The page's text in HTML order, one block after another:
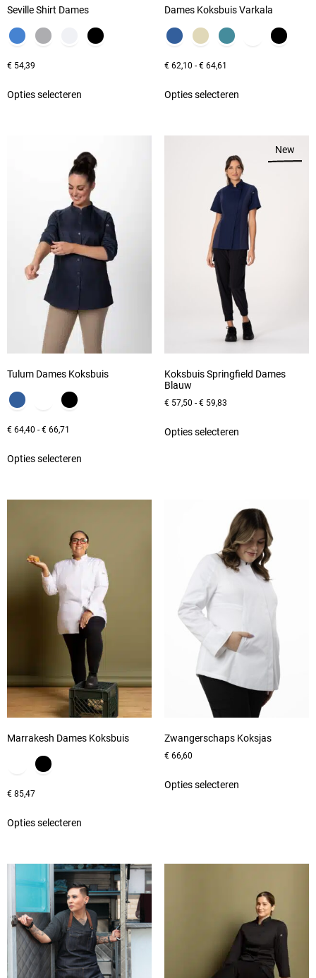
Seville Shirt Dames
€ 54,39
Opties selecteren
Dames Koksbuis Varkala
€62,10 - €64,61
Opties selecteren
Tulum Dames Koksbuis
€ 64,40 - € 66,71
Opties selecteren
New
Koksbuis Springfield Dames
Blauw
€57,50 - €59,83
Opties selecteren
Marrakesh Dames Koksbuis
€ 85,47
Opties selecteren
Zwangerschaps Koksjas
€66,60
Opties selecteren